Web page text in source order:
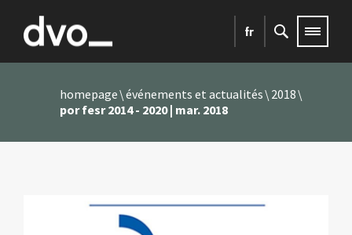
fr
homepage événements et actualités 2018
por fesr 2014 - 2020 | mar. 2018